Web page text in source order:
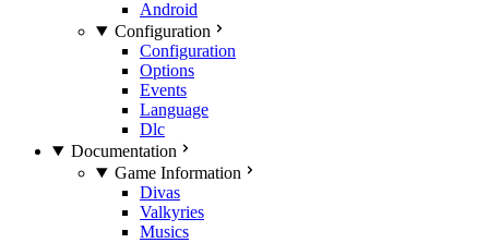
Android
Configuration
Configuration
Options
Events
Language
Dlc
Documentation
Game Information
Divas
Valkyries
Musics